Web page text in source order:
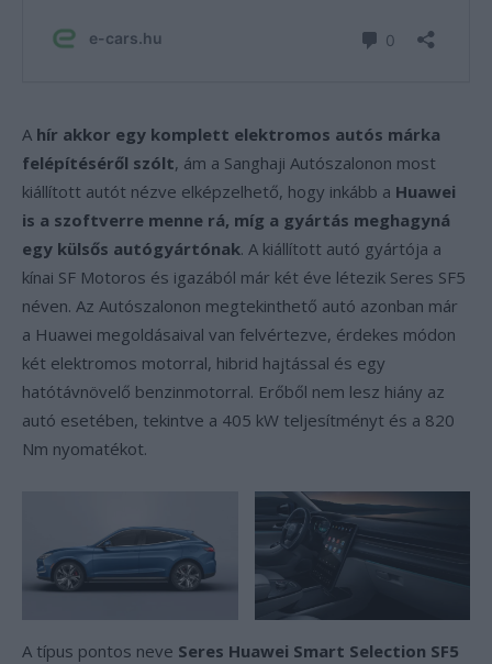
A hír akkor egy komplett elektromos autós márka
felépítéséről szólt, ám a Sanghaji Autószalonon most
kiállított autót nézve elképzelhető, hogy inkább a Huawei
is a szoftverre menne rá, míg a gyártás meghagyná
egy külsős autógyártónak. A kiállított autó gyártója a
kínai SF Motoros és igazából már két éve létezik Seres SF5
néven. Az Autószalonon megtekinthető autó azonban már
a Huawei megoldásaival van felvértezve, érdekes módon
két elektromos motorral, hibrid hajtással és egy
hatótávnövelő benzinmotorral. Erőből nem lesz hiány az
autó esetében, tekintve a 405 kW teljesítményt és a 820
Nm nyomatékot.
A típus pontos neve Seres Huawei Smart Selection SF5